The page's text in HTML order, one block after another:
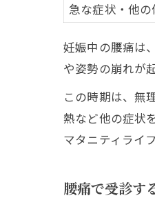
急な症状・他
妊娠中の腰痛は
や姿勢の崩れが
この時期は、無
熱など他の症状
マタニティライ
腰痛で受診す